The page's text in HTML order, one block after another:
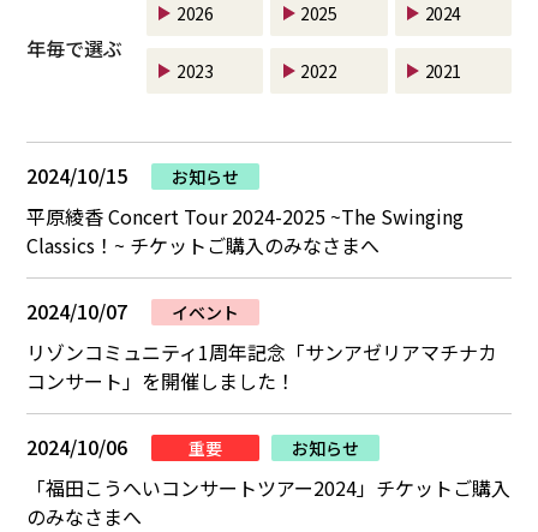
年毎で選ぶ
2026 2025 2024
2023 2022 2021
2024/10/15 お知らせ
平原綾香 Concert Tour 2024-2025 ~The Swinging
Classics！~ チケットご購入のみなさまへ
2024/10/07 イベント
リゾンコミュニティ1周年記念「サンアゼリアマチナカ
コンサート」を開催しました！
2024/10/06 重要 お知らせ
「福田こうへいコンサートツアー2024」チケットご購入
のみなさまへ